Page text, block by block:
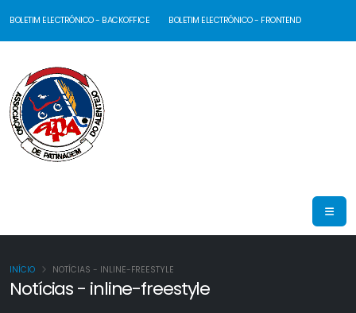
BOLETIM ELECTRÓNICO - BACKOFFICE BOLETIM ELECTRÓNICO - FRONTEND
Notícias - inline-freestyle
INÍCIO NOTÍCIAS - INLINE-FREESTYLE